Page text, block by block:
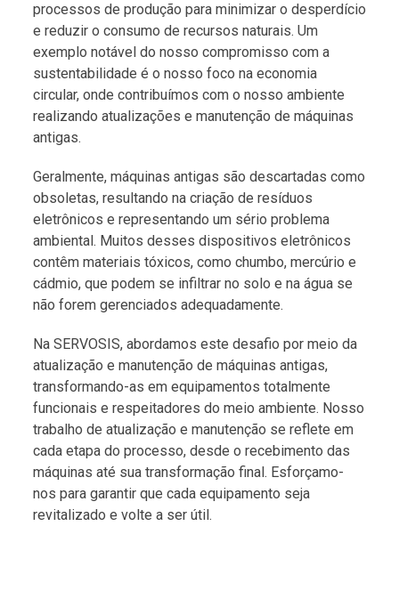
processos de produção para minimizar o desperdício
e reduzir o consumo de recursos naturais. Um
exemplo notável do nosso compromisso com a
sustentabilidade é o nosso foco na economia
circular, onde contribuímos com o nosso ambiente
realizando atualizações e manutenção de máquinas
antigas.
Geralmente, máquinas antigas são descartadas como
obsoletas, resultando na criação de resíduos
eletrônicos e representando um sério problema
ambiental. Muitos desses dispositivos eletrônicos
contêm materiais tóxicos, como chumbo, mercúrio e
cádmio, que podem se infiltrar no solo e na água se
não forem gerenciados adequadamente.
Na SERVOSIS, abordamos este desafio por meio da
atualização e manutenção de máquinas antigas,
transformando-as em equipamentos totalmente
funcionais e respeitadores do meio ambiente. Nosso
trabalho de atualização e manutenção se reflete em
cada etapa do processo, desde o recebimento das
máquinas até sua transformação final. Esforçamo-
nos para garantir que cada equipamento seja
revitalizado e volte a ser útil.